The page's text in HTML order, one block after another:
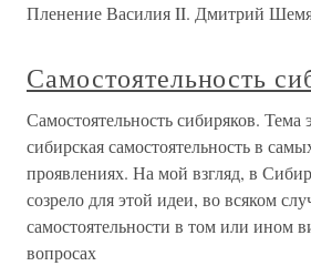
Пленение Василия II. Дмитрий
Самостоятельность
Самостоятельность сибиряков. Тема
сибирская самостоятельность в
проявлениях. На мой взгляд, в
созрело для этой идеи, во всяком
самостоятельности в том или ином
вопросах